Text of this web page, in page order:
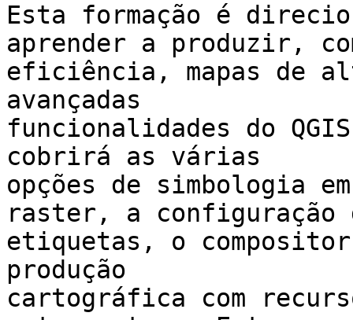
Esta formação é
aprender a produzir,
eficiência, mapas de
avançadas
funcionalidades do
cobrirá as várias
opções de simbologia
raster, a configuração
etiquetas, o compositor
produção
cartográfica com